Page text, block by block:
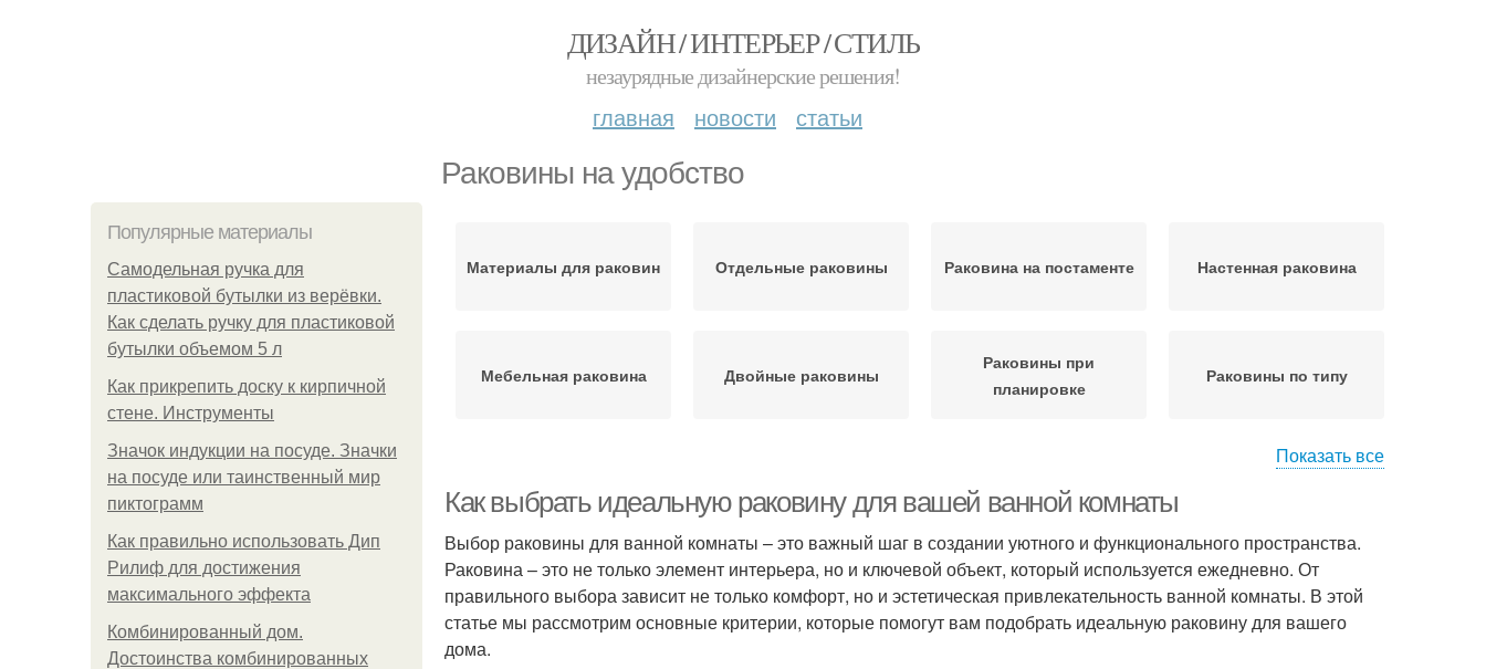
ДИЗАЙН / ИНТЕРЬЕР / СТИЛЬ
незаурядные дизайнерские решения!
главная новости статьи
Раковины на удобство
Популярные материалы
Самодельная ручка для
пластиковой бутылки из верёвки.
Как сделать ручку для пластиковой
бутылки объемом 5 л
Как прикрепить доску к кирпичной
стене. Инструменты
Значок индукции на посуде. Значки
на посуде или таинственный мир
пиктограмм
Как правильно использовать Дип
Рилиф для достижения
максимального эффекта
Комбинированный дом.
Достоинства комбинированных
Материалы для раковин Отдельные раковины Раковина на постаменте Настенная раковина
Мебельная раковина Двойные раковины
Раковины при
планировке
Раковины по типу
Показать все
Как выбрать идеальную раковину для вашей ванной комнаты
Выбор раковины для ванной комнаты – это важный шаг в создании уютного и функционального пространства.
Раковина – это не только элемент интерьера, но и ключевой объект, который используется ежедневно. От
правильного выбора зависит не только комфорт, но и эстетическая привлекательность ванной комнаты. В этой
статье мы рассмотрим основные критерии, которые помогут вам подобрать идеальную раковину для вашего
дома.